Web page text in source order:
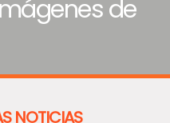
de
NOTICIAS